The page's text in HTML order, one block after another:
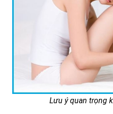
Lưu ý quan trọng